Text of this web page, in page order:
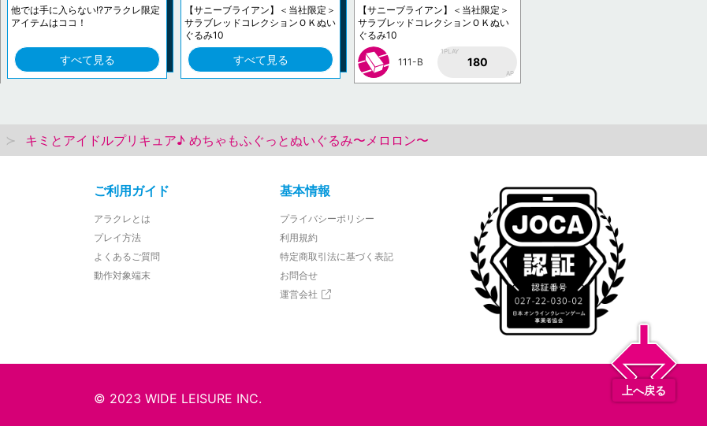
他では手に入らない!?アラクレ限定
アイテムはココ！
すべて見る
【サニーブライアン】＜当社限定＞
サラブレッドコレクションＯＫぬい
ぐるみ10
すべて見る
【サニーブライアン】＜当社限定＞
サラブレッドコレクションＯＫぬい
ぐるみ10
111-B
1PLAY
180
AP
キミとアイドルプリキュア♪ めちゃもふぐっとぬいぐるみ〜メロロン〜
ご利用ガイド
アラクレとは
プレイ方法
よくあるご質問
動作対象端末
基本情報
プライバシーポリシー
利用規約
特定商取引法に基づく表記
お問合せ
運営会社
© 2023 WIDE LEISURE INC.
上へ戻る